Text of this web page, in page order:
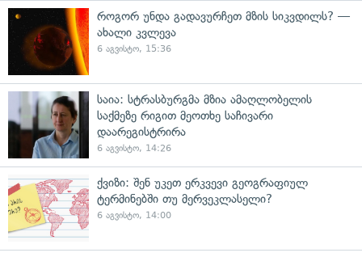
როგორ უნდა გადავურჩეთ მზის სიკვდილს? —
ახალი კვლევა
6 აგვისტო, 15:36
საია: სტრასბურგმა მზია ამაღლობელის
საქმეზე რიგით მეოთხე საჩივარი
დაარეგისტრირა
6 აგვისტო, 14:26
ქვიზი: შენ უკეთ ერკვევი გეოგრაფიულ
ტერმინებში თუ მერვეკლასელი?
6 აგვისტო, 14:00